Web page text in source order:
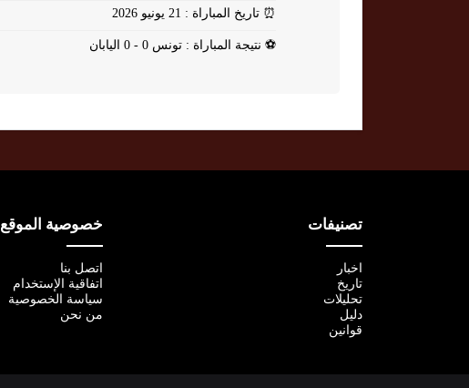
⏰ تاريخ المباراة : 21 يونيو 2026
⚽ نتيجة المباراة : تونس 0 - 0 اليابان
تصنيفات
اخبار
تاريخ
تحليلات
دليل
قوانين
خصوصية الموقع
اتصل بنا
اتفاقية الإستخدام
سياسة الخصوصية
من نحن